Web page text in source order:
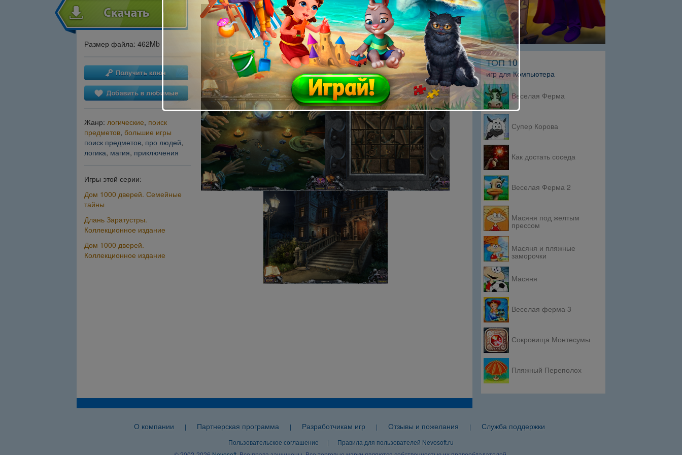
Размер файла: 462Mb
Жанр: логические, поиск
предметов, большие игры
поиск предметов, про людей,
логика, магия, приключения
Игры этой серии:
Дом 1000 дверей. Семейные
тайны
Длань Заратустры.
Коллекционное издание
Дом 1000 дверей.
Коллекционное издание
ТОП 10
игр для Компьютера
Веселая Ферма
Супер Корова
Как достать соседа
Веселая Ферма 2
Масяня под желтым
прессом
Масяня и пляжные
заморочки
Масяня
Веселая ферма 3
Сокровища Монтесумы
Пляжный Переполох
О компании | Партнерская программа | Разработчикам игр | Отзывы и пожелания | Служба поддержки
Пользовательское соглашение |
Правила для пользователей Nevosoft.ru